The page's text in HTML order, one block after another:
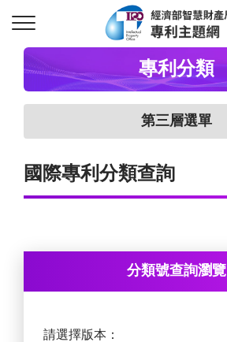
專利分類
第三層選單
國際專利分類查詢
分類號查詢瀏覽
請選擇版本：